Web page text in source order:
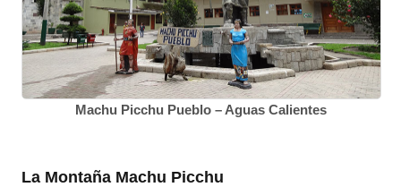
Machu Picchu Pueblo – Aguas Calientes
La Montaña Machu Picchu